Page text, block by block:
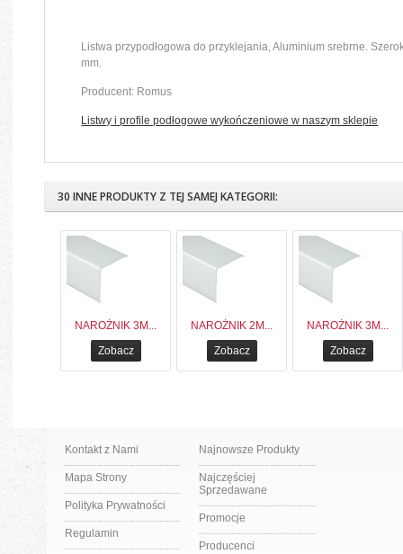
Listwa przypodłogowa do przyklejania, Aluminium srebrne.
mm.
Producent: Romus
Listwy i profile podłogowe wykończeniowe w naszym sklepie
30 INNE PRODUKTY Z TEJ SAMEJ KATEGORII:
NAROŻNIK 3M...
Zobacz
NAROŻNIK 2M...
Zobacz
NAROŻNIK 3M...
Zobacz
Kontakt z Nami
Mapa Strony
Polityka Prywatności
Regulamin
Najnowsze Produkty
Najczęściej
Sprzedawane
Promocje
Producenci